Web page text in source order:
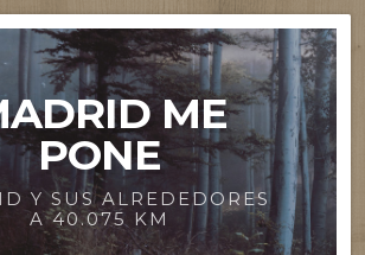
ME
PONE
Y SUS ALREDEDORES
A 40.075 KM